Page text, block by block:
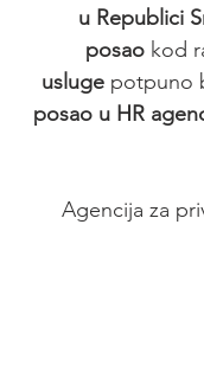
u Republici
posao kod
usluge potpuno
posao u HR
Agencija za